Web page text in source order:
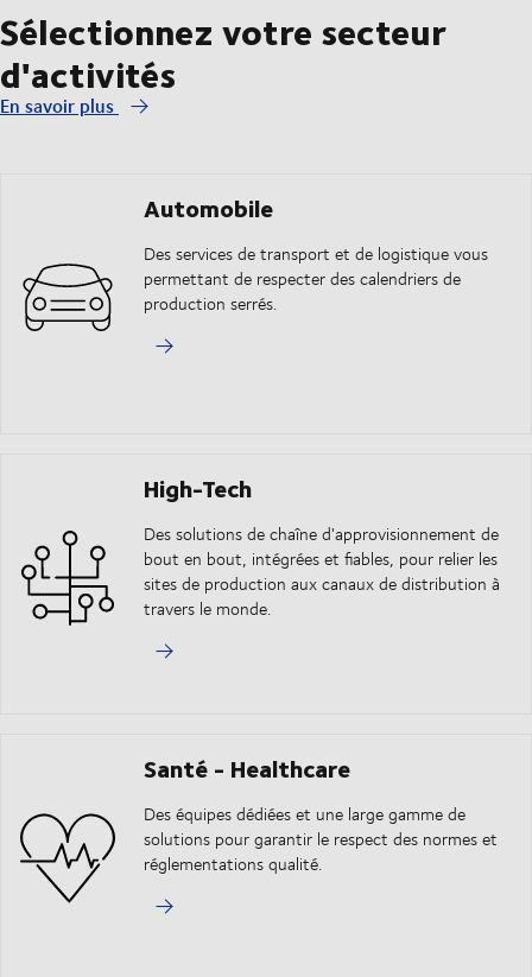
Sélectionnez votre secteur
d'activités
En savoir plus
Automobile
Des services de transport et de logistique vous
permettant de respecter des calendriers de
production serrés.
High-Tech
Des solutions de chaîne d'approvisionnement de
bout en bout, intégrées et fiables, pour relier les
sites de production aux canaux de distribution à
travers le monde.
Santé - Healthcare
Des équipes dédiées et une large gamme de
solutions pour garantir le respect des normes et
réglementations qualité.